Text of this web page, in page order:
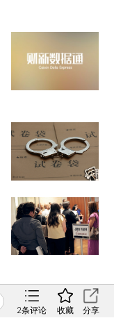
2条评论 收藏 分享